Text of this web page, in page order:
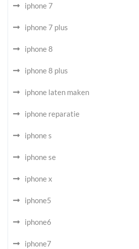
iphone 7
iphone 7 plus
iphone 8
iphone 8 plus
iphone laten maken
iphone reparatie
iphone s
iphone se
iphone x
iphone5
iphone6
iphone7